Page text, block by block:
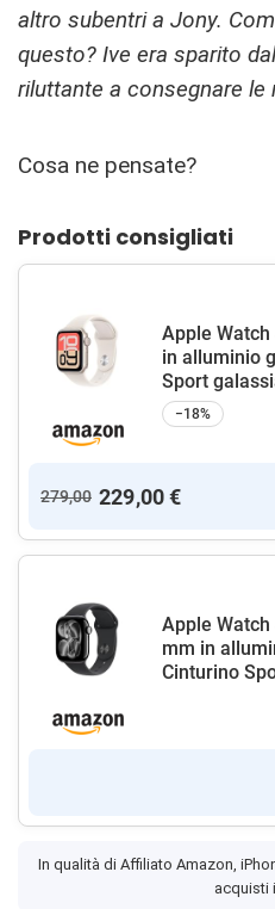
altro subentri a Jony.
questo? Ive era sparito
riluttante a consegnare le
Cosa ne pensate?
Prodotti consigliati
Apple Watch
in alluminio
Sport
−18%
279,00 229,00 €
Apple Watch
mm in
Cinturino
In qualità di Affiliato Amazon,
acquisti